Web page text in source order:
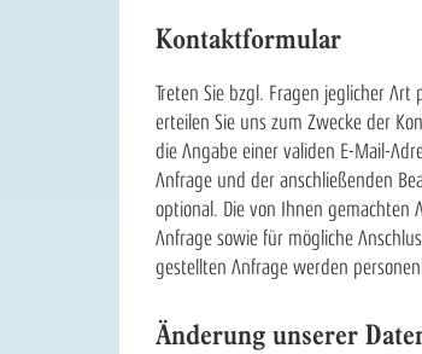
Kontaktformular
Treten Sie bzgl. Fragen jeglicher
erteilen Sie uns zum Zwecke der
die Angabe einer validen E-Mail-
Anfrage und der anschließenden
optional. Die von Ihnen gemachten
Anfrage sowie für mögliche
gestellten Anfrage werden
Änderung unserer